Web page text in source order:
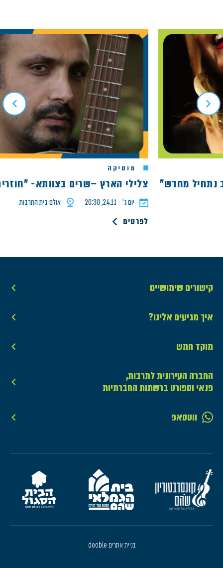
מחדש"
מוסיקה
צלילי הארץ –שרים בצוותא- "חוזרים
יום ג׳ - 24.11, 20:30 אולם בית התרבות
לפרטים
קישורים שימושיים
איך מגיעים אלינו?
מוקד חמש
החברה העירונית לתרבות,
פנאי וספורט ברשתות החברתיות
ווטסאפ
בניית אתרים dooble